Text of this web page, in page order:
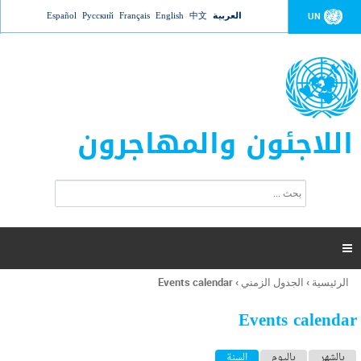
Jump to navigation UN العربية 中文
English
Français
Русский
Español
اللاجئون والمهاجرون
ت
ر
ل
ح
ب

أنت
هنا
الرئيسية › الجدول الزمني ›
Events calendar
Events calendar